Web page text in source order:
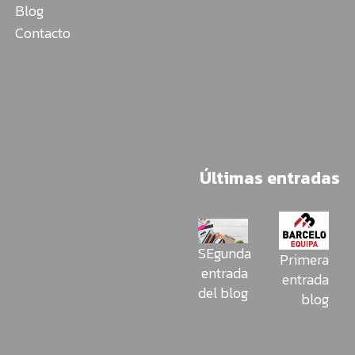
Blog
Contacto
Últimas entradas
SEgunda
entrada
del blog
Primera
entrada
blog